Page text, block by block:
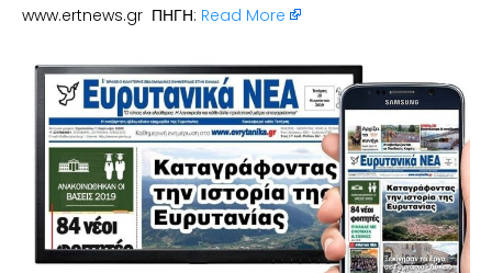
www.ertnews.gr ΠΗΓΗ: Read More